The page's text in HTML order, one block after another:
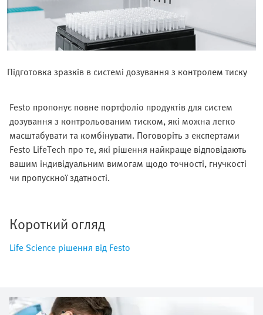
Підготовка зразків в системі дозування з контролем тиску
Festo пропонує повне портфоліо продуктів для систем
дозування з контрольованим тиском, які можна легко
масштабувати та комбінувати. Поговоріть з експертами
Festo LifeTech про те, які рішення найкраще відповідають
вашим індивідуальним вимогам щодо точності, гнучкості
чи пропускної здатності.
Короткий огляд
Life Science рішення від Festo